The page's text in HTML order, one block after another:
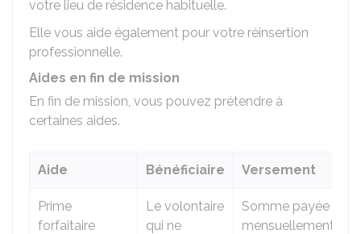
votre lieu de résidence habituelle.
Elle vous aide également pour votre réinsertion
professionnelle.
Aides en fin de mission
En fin de mission, vous pouvez prétendre à
certaines aides.
Aide Bénéficiaire Versement
Prime
forfaitaire
Le volontaire
qui ne
Somme payée
mensuellement